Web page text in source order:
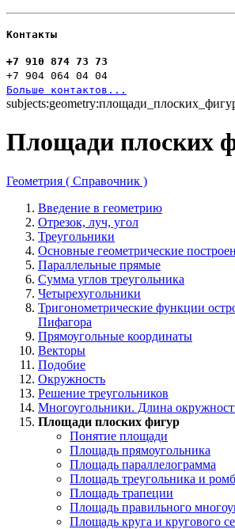
Контакты
+7 910 874 73 73
+7 904 064 04 04
Больше контактов...
Площади плоских
Геометрия ( Справочник )
Введение в геометрию
Отрезок, луч, угол
Треугольники
Основные геометрические
Параллельные прямые
Сумма углов треугольника
Четырехугольники
Тригонометрические функции
Пифагора
Прямоугольные координаты
Векторы
Подобие
Окружность
Решение треугольников
Многоугольники. Длина
Площади плоских фигур
Понятие площади
Площадь прямоугольника
Площадь параллелограмма
Площадь треугольника и
Площадь трапеции
Площадь правильного
Площадь круга и кругового